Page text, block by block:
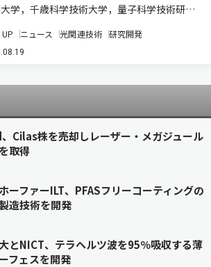
学，千歳科学技術大学，量子科学技術研究
理を施すことで，ノイズとなる背景光子の
ほとんど無い，単一 SnV中心を内包するナ
ニュース 光関連技術 研究開発
Cilas株を売却しレーザー・メガジュール
取得
ーファーILT、PFASフリーコーティングの
造技術を開発
とNICT、テラヘルツ波を95％吸収する薄
フェスを開発